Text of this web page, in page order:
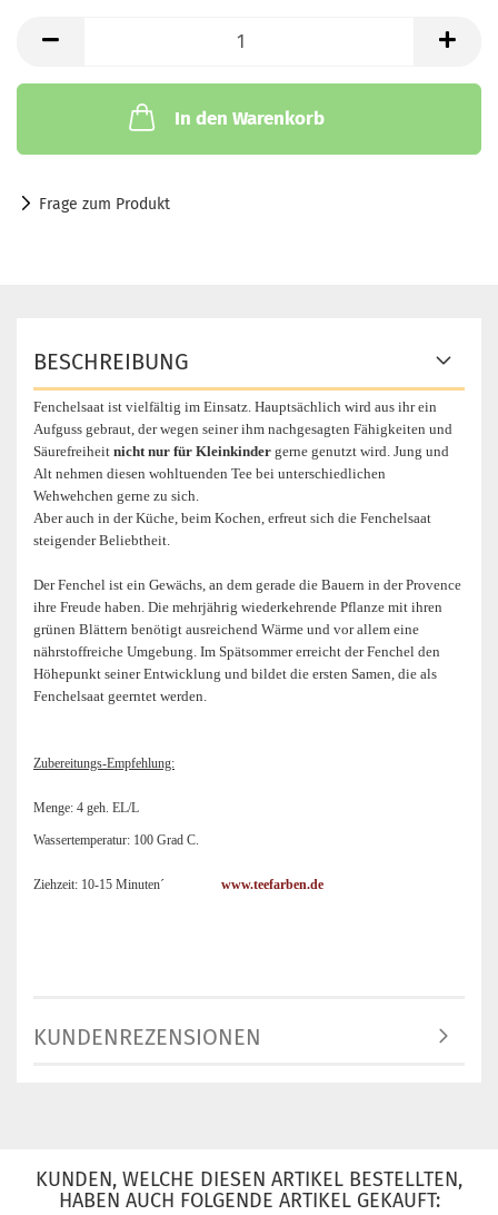
In den Warenkorb
Frage zum Produkt
BESCHREIBUNG
Fenchelsaat ist vielfältig im Einsatz. Hauptsächlich wird aus ihr ein
Aufguss gebraut, der wegen seiner ihm nachgesagten Fähigkeiten und
Säurefreiheit nicht nur für Kleinkinder gerne genutzt wird. Jung und
Alt nehmen diesen wohltuenden Tee bei unterschiedlichen
Wehwehchen gerne zu sich.
Aber auch in der Küche, beim Kochen, erfreut sich die Fenchelsaat
steigender Beliebtheit.
Der Fenchel ist ein Gewächs, an dem gerade die Bauern in der Provence
ihre Freude haben. Die mehrjährig wiederkehrende Pflanze mit ihren
grünen Blättern benötigt ausreichend Wärme und vor allem eine
nährstoffreiche Umgebung. Im Spätsommer erreicht der Fenchel den
Höhepunkt seiner Entwicklung und bildet die ersten Samen, die als
Fenchelsaat geerntet werden.
Zubereitungs-Empfehlung:
Menge: 4 geh. EL/L
Wassertemperatur: 100 Grad C.
Ziehzeit: 10-15 Minuten´ www.teefarben.de
KUNDENREZENSIONEN
KUNDEN, WELCHE DIESEN ARTIKEL BESTELLTEN,
HABEN AUCH FOLGENDE ARTIKEL GEKAUFT: